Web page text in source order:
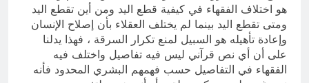
هو اختلاف الفقهاء في كيفية قطع اليد ومن أين تقطع اليد
ومتى تقطع اليد بينما لم يختلف العقلاء بأن إصلاح الإنسان
وإعادة تأهيله هو السبيل لمنع تكرار السرقة ، فهذا يدلنا
على أن أي نص قرآني ليس فيه تفاصيل واختلف فيه
الفقهاء في التفاصيل حسب فهمهم البشري المحدود فأنه